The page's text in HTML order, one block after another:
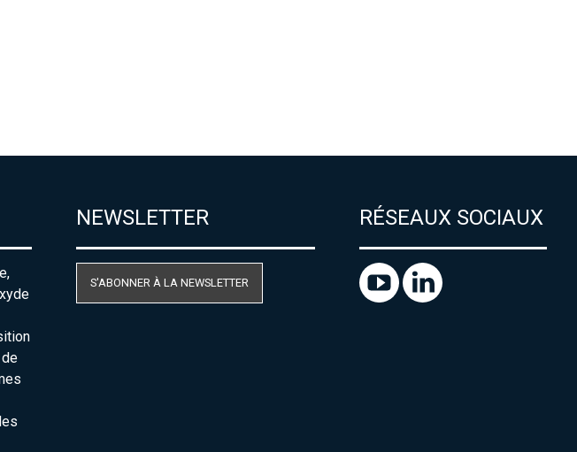
NEWSLETTER
S'ABONNER À LA NEWSLETTER
RÉSEAUX SOCIAUX